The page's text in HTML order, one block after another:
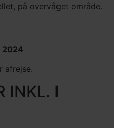
på overvåget område.
2024
afrejse.
INKL. I